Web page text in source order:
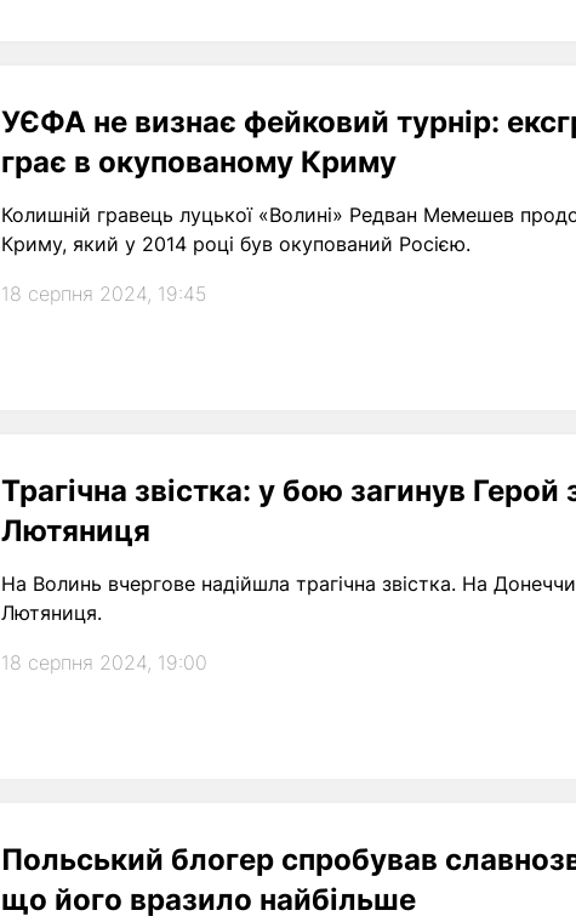
УЄФА не визнає фейковий турнір:
грає в окупованому Криму
Колишній гравець луцької «Волині» Редван Мемешев
Криму, який у 2014 році був окупований Росією.
18 серпня 2024, 19:45
Трагічна звістка: у бою загинув
Лютяниця
На Волинь вчергове надійшла трагічна звістка. На
Лютяниця.
18 серпня 2024, 19:00
Польський блогер спробував
що його вразило найбільше